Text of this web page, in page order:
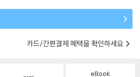
카드/간편결제 혜택을 확인하세요
eBook